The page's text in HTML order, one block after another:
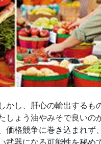
し、肝心の輸出するも
ょう油やみそで良いの
格競争に巻き込まれ